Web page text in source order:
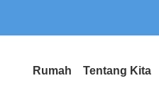
Rumah Tentang Kita